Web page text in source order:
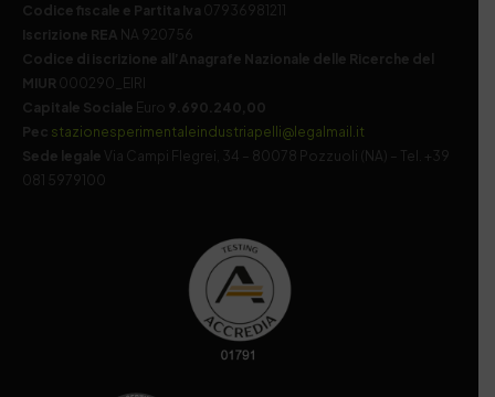
Codice fiscale e Partita Iva 07936981211
Iscrizione REA NA 920756
Codice di iscrizione all’Anagrafe Nazionale delle Ricerche del
MIUR 000290_EIRI
Capitale Sociale Euro 9.690.240,00
Pec stazionesperimentaleindustriapelli@legalmail.it
Sede legale
Via Campi Flegrei, 34 – 80078 Pozzuoli (NA) – Tel. +39
081 5979100